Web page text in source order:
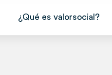
¿Qué es valorsocial?